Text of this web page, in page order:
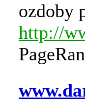
ozdoby
http://